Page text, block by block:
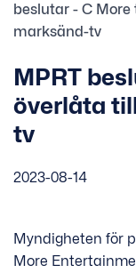
beslutar - C
marksänd-tv
MPRT
överlåta
tv
2023-08-14
Myndigheten för
More